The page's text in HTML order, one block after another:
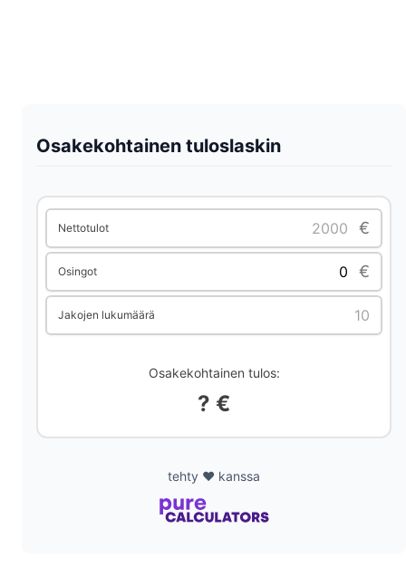
Osakekohtainen tuloslaskin
Nettotulot €
Osingot €
Jakojen lukumäärä
Osakekohtainen tulos:
? €
tehty ❤️ kanssa